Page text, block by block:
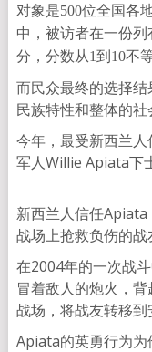
对象是500位全国各
中，被访者在一份
分，分数从1到10不等
而民众最终的选择结
民族特性和整体的社
今年，最受新西兰
军人Willie Apiata下
新西兰人信任
战场上抢救负伤的战
在2004年的一次战
冒着敌人的炮火，
战场，将战友转移到
Apiata的英勇行为